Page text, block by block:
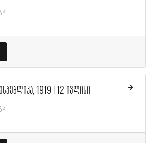
1919 | 12 ივლისი